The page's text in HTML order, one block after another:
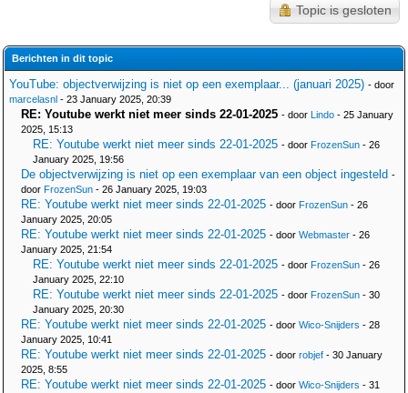
Topic is gesloten
Berichten in dit topic
YouTube: objectverwijzing is niet op een exemplaar... (januari 2025) - door
marcelasnl - 23 January 2025, 20:39
RE: Youtube werkt niet meer sinds 22-01-2025 - door Lindo - 25 January
2025, 15:13
RE: Youtube werkt niet meer sinds 22-01-2025 - door FrozenSun - 26
January 2025, 19:56
De objectverwijzing is niet op een exemplaar van een object ingesteld -
door FrozenSun - 26 January 2025, 19:03
RE: Youtube werkt niet meer sinds 22-01-2025 - door FrozenSun - 26
January 2025, 20:05
RE: Youtube werkt niet meer sinds 22-01-2025 - door Webmaster - 26
January 2025, 21:54
RE: Youtube werkt niet meer sinds 22-01-2025 - door FrozenSun - 26
January 2025, 22:10
RE: Youtube werkt niet meer sinds 22-01-2025 - door FrozenSun - 30
January 2025, 20:30
RE: Youtube werkt niet meer sinds 22-01-2025 - door Wico-Snijders - 28
January 2025, 10:41
RE: Youtube werkt niet meer sinds 22-01-2025 - door robjef - 30 January
2025, 8:55
RE: Youtube werkt niet meer sinds 22-01-2025 - door Wico-Snijders - 31